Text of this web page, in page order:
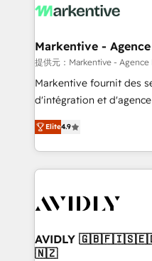
HubSpot大百科 出版 CRM・AI活用に関するご相談、現
せください。
results, fast. ⚙️CRM & RevOps: Align all Hubs to your
🎯Demand Gen & ABM:
ABM, AEO, SEO, & paid media.
Build high-performing
& conversion strategy that
AI, & maximize AEO with
Integrations: Extend
Markentive -
提供元：Markentive - Agence
Markentive fournit des
d'intégration et
North America. Avec plus
marketing automation,
webdesign. Markentive is both a consulting firm, a
digital agency and an
CRM and webdesign
Elite4.9
AVIDLY
🇳🇿